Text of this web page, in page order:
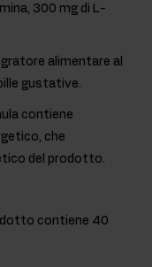
300 mg di L-
alimentare al
gustative.
contiene
che
del prodotto.
contiene 40